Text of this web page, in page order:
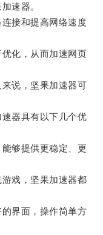
速器。
接和提高网络速度
化，从而加速网页
说，坚果加速器可
器具有以下几个优
够提供更稳定、更
戏，坚果加速器都
界面，操作简单方